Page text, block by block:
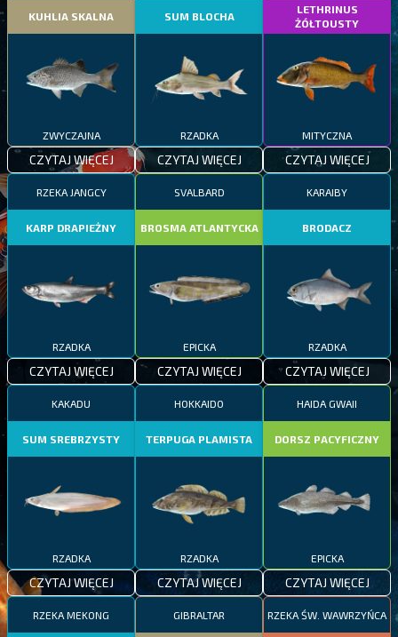
KUHLIA SKALNA
ZWYCZAJNA
CZYTAJ WIĘCEJ
SUM BLOCHA
RZADKA
CZYTAJ WIĘCEJ
LETHRINUS
ŻÓŁTOUSTY
MITYCZNA
CZYTAJ WIĘCEJ
RZEKA JANGCY
KARP DRAPIEŻNY
RZADKA
CZYTAJ WIĘCEJ
SVALBARD
BROSMA ATLANTYCKA
EPICKA
CZYTAJ WIĘCEJ
KARAIBY
BRODACZ
RZADKA
CZYTAJ WIĘCEJ
KAKADU
SUM SREBRZYSTY
RZADKA
CZYTAJ WIĘCEJ
HOKKAIDO
TERPUGA PLAMISTA
RZADKA
CZYTAJ WIĘCEJ
HAIDA GWAII
DORSZ PACYFICZNY
EPICKA
CZYTAJ WIĘCEJ
RZEKA MEKONG GIBRALTAR RZEKA ŚW. WAWRZYŃCA